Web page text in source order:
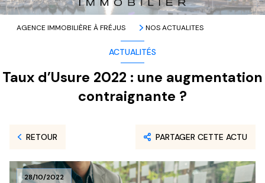
AGENCE IMMOBILIÈRE À FRÉJUS NOS ACTUALITES
ACTUALITÉS
Taux d’Usure 2022 : une augmentation
contraignante ?
RETOUR PARTAGER CETTE ACTU
28/10/2022